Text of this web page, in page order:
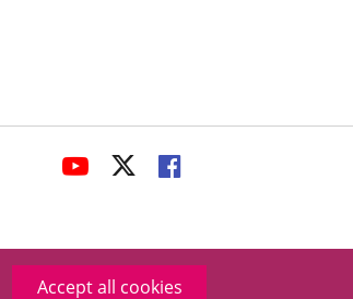
Accept all cookies
LINK
APPLICATION.
LINK
APPLICATION.
LINK
APPLICATION.